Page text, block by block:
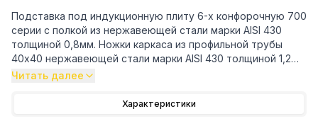
Подставка под индукционную плиту 6-х конфорочную 700
серии с полкой из нержавеющей стали марки AISI 430
толщиной 0,8мм. Ножки каркаса из профильной трубы
40х40 нержавеющей стали марки AISI 430 толщиной 1,2
мм. Регулируемые опоры. Подставка поставляется в
упакованного изделия 1025х805х145 мм.
Читать далее
Характеристики